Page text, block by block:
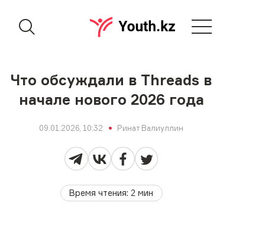
Что обсуждали в Threads в
начале нового 2026 года
09.01.2026, 10:32 Ринат Валиуллин
Время чтения:2 мин